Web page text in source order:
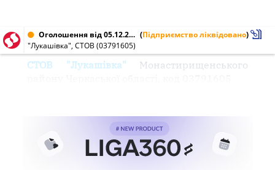
Оголошення від 05.12.2003 № 03791605 (Підприємство ліквідовано)
"Лукашівка", СТОВ (03791605)
СТОВ "Лукашівка" Монастирищенського